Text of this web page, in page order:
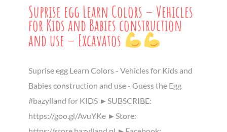
Suprise egg Learn Colors – Vehicles
for Kids and Babies construction
and use – Excavatos
Suprise egg Learn Colors - Vehicles for Kids and
Babies construction and use - Guess the Egg
#bazylland for KIDS ►SUBSCRIBE:
https://goo.gl/AvuYKe ►Store: